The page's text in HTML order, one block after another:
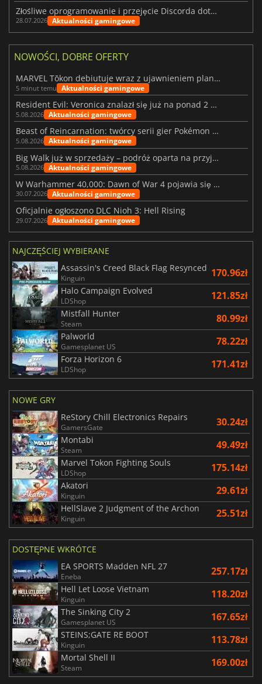
Złośliwe oprogramowanie i przejęcie Discorda dotknęły Meccha Chameleon
28.07.2026 Aktualności gamingowe
NOWOŚCI, DOBRE OFERTY
MARVEL Tōkon debiutuje wraz z ujawnieniem planu rozwoju na pierwszy rok
5 minut temu Aktualności gamingowe
Resident Evil: Veronica znalazł się już na ponad 2 milionach list życzeń
5.08.2026 Aktualności gamingowe
Beast of Reincarnation: twórcy serii gier Pokémon wkraczają na nową ścieżkę
5.08.2026 Aktualności gamingowe
Big Walk już w sprzedaży – podróż oparta na przyjaźni
5.08.2026 Aktualności gamingowe
W Warhammer 40,000: Dawn of War 4 pojawia się frakcja Nekronów
30.07.2026 Aktualności gamingowe
Oficjalnie ogłoszono DLC Nioh 3: Hell Rising
29.07.2026 Aktualności gamingowe
NAJCZĘŚCIEJ WYBIERANE
Assassin's Creed Black Flag Resynced
Kinguin 170.96zł
Halo Campaign Evolved
LDShop 121.85zł
Mistfall Hunter
Steam 80.99zł
Palworld
Gamesplanet US 78.22zł
Forza Horizon 6
LDShop 171.41zł
NOWE GRY
ReStory Chill Electronics Repairs
GamersGate 30.24zł
Montabi
Steam 49.49zł
Marvel Tokon Fighting Souls
LDShop 175.14zł
Akatori
Kinguin 29.61zł
HellSlave 2 Judgment of the Archon
Kinguin 25.51zł
DOSTĘPNE WKRÓTCE
EA SPORTS Madden NFL 27
Eneba 257.17zł
Hell Let Loose Vietnam
Kinguin 118.20zł
The Sinking City 2
Gamesplanet US 167.65zł
STEINS;GATE RE BOOT
Kinguin 113.78zł
Mortal Shell II
Steam 169.00zł